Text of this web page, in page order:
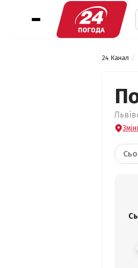
24 Канал